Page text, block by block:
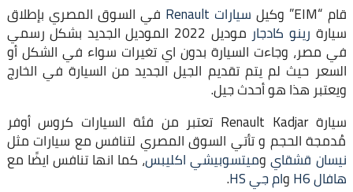
قام “EIM” وكيل سيارات Renault في السوق المصري بإطلاق
سيارة رينو كادجار موديل 2022 الموديل الجديد بشكل رسمي
في مصر، وجاءت السيارة بدون اي تغيرات سواء في الشكل أو
السعر حيث لم يتم تقديم الجيل الجديد من السيارة في الخارج
ويعتبر هذا هو أحدث جيل.
سيارة Renault Kadjar تعتبر من فئة السيارات كروس أوفر
مُدمجة الحجم و تأتي السوق المصري لتنافس مع سيارات مثل
نيسان قشقايوميتسوبيشي اكليبس، كما انها تنافس ايضًا مع
هافال H6 وام جي HS .